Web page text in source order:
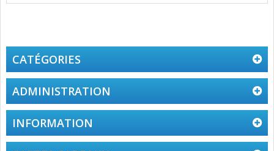
CATÉGORIES
ADMINISTRATION
INFORMATION